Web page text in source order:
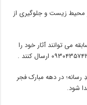
زیست و جلوگیری از
می توانند آثار خود را
رسانه؛ در دهه مبارک فجر
شود.